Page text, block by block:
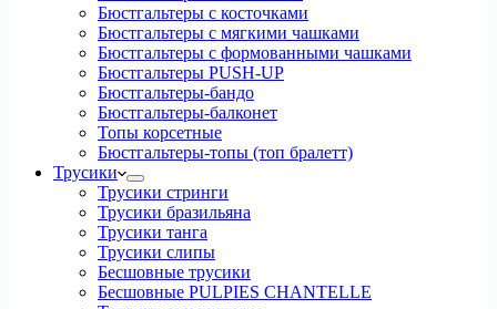
Бюстгальтеры с косточками
Бюстгальтеры с мягкими чашками
Бюстгальтеры с формованными чашками
Бюстгальтеры PUSH-UP
Бюстгальтеры-бандо
Бюстгальтеры-балконет
Топы корсетные
Бюстгальтеры-топы (топ бралетт)
Трусики
Трусики стринги
Трусики бразильяна
Трусики танга
Трусики слипы
Бесшовные трусики
Бесшовные PULPIES CHANTELLE